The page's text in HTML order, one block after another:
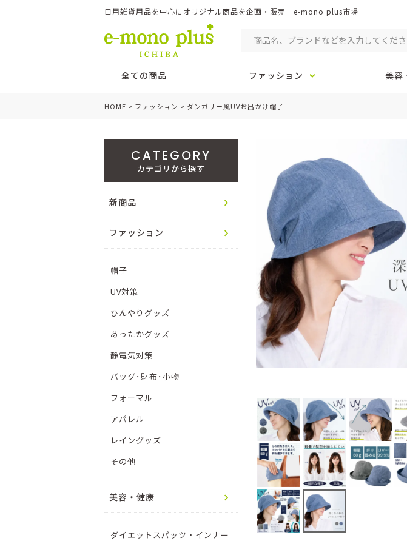
日用雑貨用品を中心にオリジナル商品を企画・販売 e-mono plus市場
全ての商品 ファッション 美容
HOME ファッション ダンガリー風UVお出かけ帽子
CATEGORY
カテゴリから探す
新商品
ファッション
帽子
UV対策
ひんやりグッズ
あったかグッズ
静電気対策
バッグ･財布･小物
フォーマル
アパレル
レイングッズ
その他
美容・健康
ダイエットスパッツ・インナー